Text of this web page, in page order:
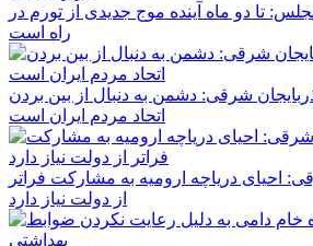
تا دو ماه آینده موج جدیدی از تورم در
راه است
شرقی: دشمن به دنبال از بین بردن
اتحاد مردم ایران است
احیای دریاچه ارومیه به مشارکت فراتر
از دولت نیاز دارد